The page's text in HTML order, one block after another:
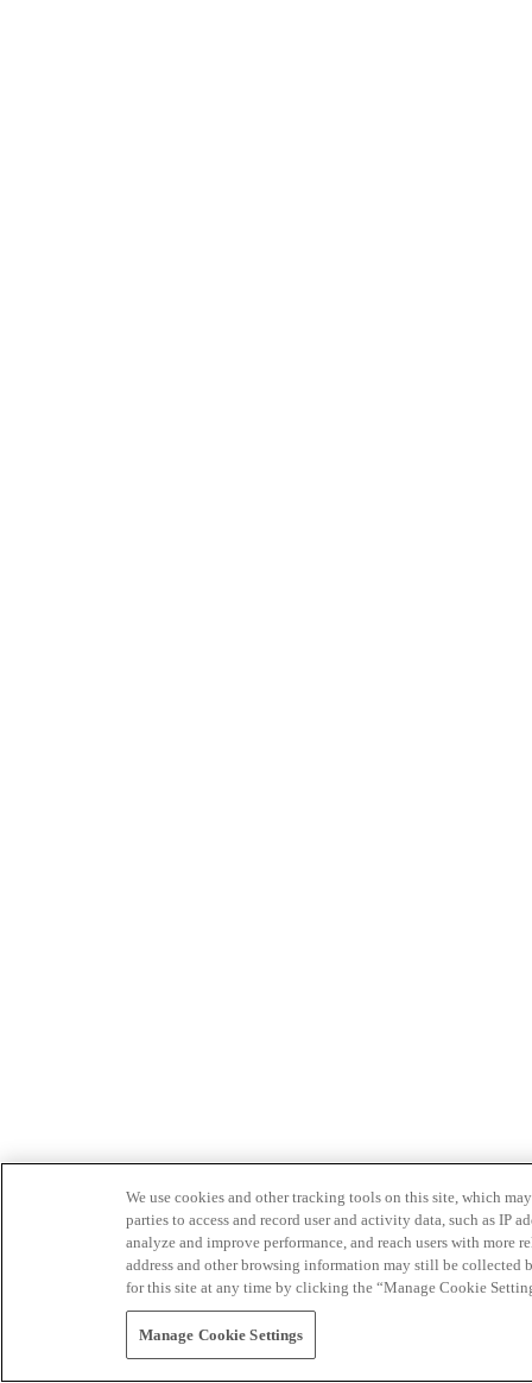
We use cookies and other tracking tools on this site, which
parties to access and record user and activity data, such as IP
analyze and improve performance, and reach users with
address and other browsing information may still be collected
for this site at any time by clicking the “Manage Cookie
Manage Cookie Settings